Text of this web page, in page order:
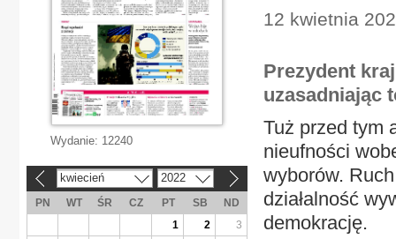
12 kwietnia
Prezydent
uzasadniając
Tuż przed tym
nieufności
wyborów.
działalność
demokrację.
Wydanie: 12240
kwiecień 2022
PN WT ŚR CZ PT SB
ND
1
2
3